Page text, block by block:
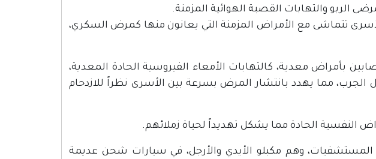
الربو والتهابات القصبة الهوائية المزمنة.
تتماشى مع الأمراض المزمنة التي يعانون منها كمرض السكري،
بأمراض معدية، كالتهابات الأمعاء الفيروسية الحادة المعدية،
مما يهدد بانتشار المرض بسرعة بين الأسرى نظراً للازدحام
النفسية الحادة مما يشكل تهديداً لحياة زملائهم.
المستشفيات، وهم مكبلو الأيدي والأرجل، في سيارات شحن عديمة